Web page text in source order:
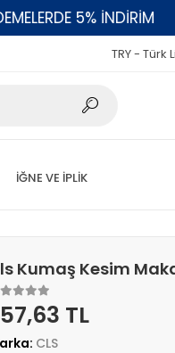
5% İNDİRİM
TRY - Türk
İĞNE VE İPLİK
Kumaş Kesim
TL
CLS